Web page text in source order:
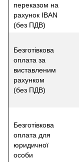
переказом на
рахунок IBAN
(без ПДВ)
Безготівкова
оплата за
виставленим
рахунком
(без ПДВ)
Безготівкова
оплата для
юридичної
особи